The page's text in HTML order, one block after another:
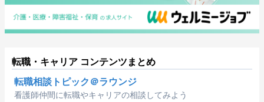
転職・キャリア コンテンツまとめ
転職相談トピック＠ラウンジ
看護師仲間に転職やキャリアの相談してみよう